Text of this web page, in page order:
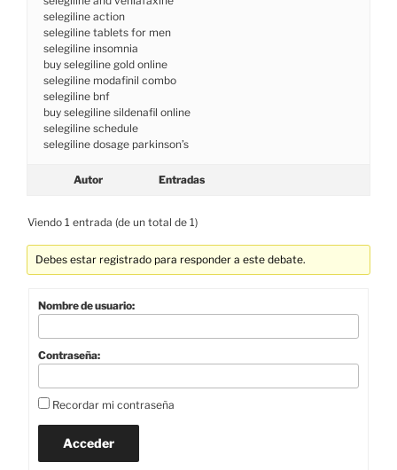
selegiline action
selegiline tablets for men
selegiline insomnia
buy selegiline gold online
selegiline modafinil combo
selegiline bnf
buy selegiline sildenafil online
selegiline schedule
selegiline dosage parkinson’s
Autor Entradas
Viendo 1 entrada (de un total de 1)
Debes estar registrado para responder a este debate.
Nombre de usuario:
Contraseña:
Recordar mi contraseña
Acceder